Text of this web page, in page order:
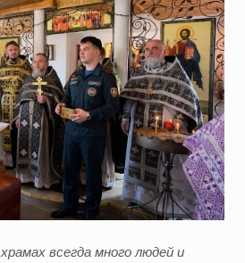
всегда много людей и